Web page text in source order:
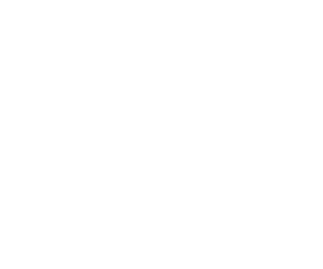
Володимир Зеленський